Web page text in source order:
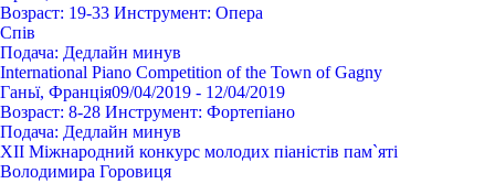
Возраст: 19-33 Инструмент: Опера
Спів
Подача: Дедлайн минув
International Piano Competition of the Town of Gagny
Ганьї, Франція09/04/2019 - 12/04/2019
Возраст: 8-28 Инструмент: Фортепіано
Подача: Дедлайн минув
XIІ Міжнародний конкурс молодих піаністів пам`яті
Володимира Горовиця